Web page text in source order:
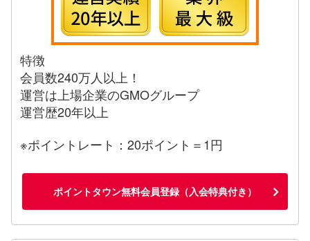
特徴
会員数240万人以上！
運営は上場企業のGMOグループ
運営歴20年以上
※ポイントレート：20ポイント＝1円
ポイントタウン無料会員登録（入会特典付き）